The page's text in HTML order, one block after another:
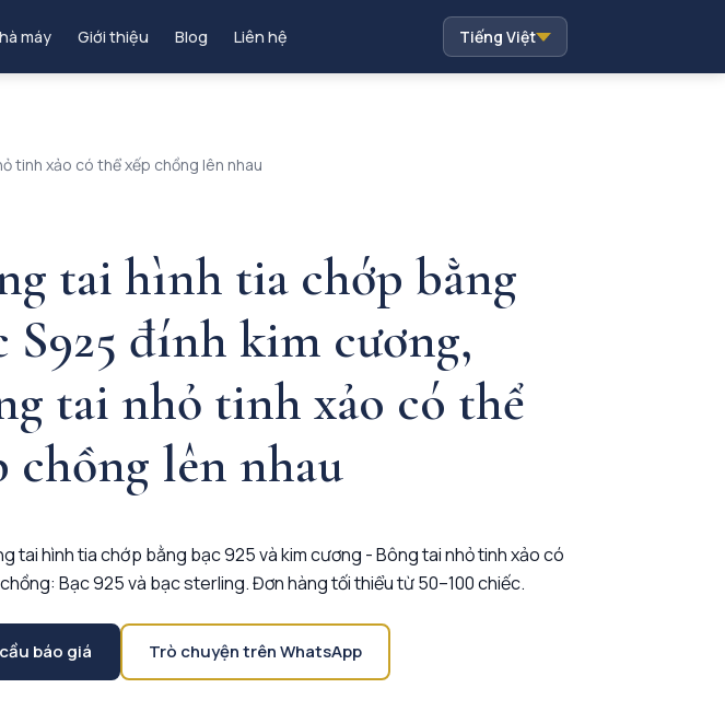
máy Giới thiệu Blog Liên hệ Tiếng Việt
tinh xảo có thể xếp chồng lên nhau
tai hình tia chớp bằng
S925 đính kim cương,
tai nhỏ tinh xảo có thể
chồng lên nhau
tai hình tia chớp bằng bạc 925 và kim cương - Bông tai nhỏ tinh xảo có
Bạc 925 và bạc sterling. Đơn hàng tối thiểu từ 50–100 chiếc.
báo giá Trò chuyện trên WhatsApp